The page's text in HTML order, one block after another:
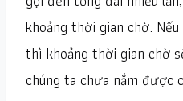
khoảng thời gian chờ.
thì khoảng thời gian chờ
chúng ta chưa nắm được